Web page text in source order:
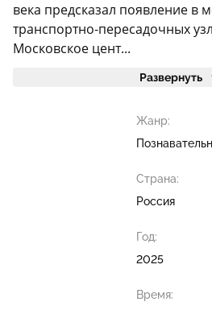
века предсказал появление в
транспортно-пересадочных
Московское цент...
Развернуть
Жанр:
Страна:
Россия
Год:
2025
Время: